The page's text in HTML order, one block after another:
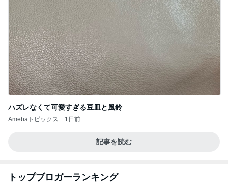
ハズレなくて可愛すぎる豆皿と風鈴
Amebaトピックス 1日前
記事を読む
トップブロガーランキング